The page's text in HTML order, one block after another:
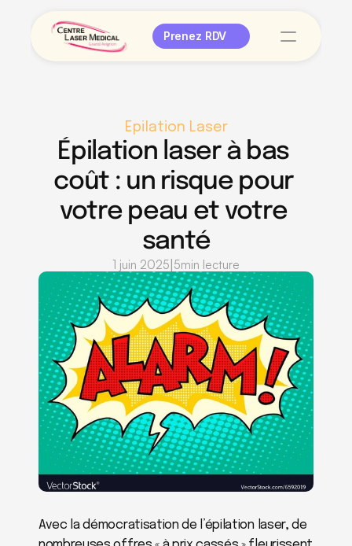
Prenez RDV
Epilation Laser
Épilation laser à bas
coût : un risque pour
votre peau et votre
santé
1 juin 2025|5min lecture
Avec la démocratisation de l’épilation laser, de